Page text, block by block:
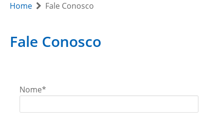
Home Fale Conosco
Fale Conosco
Nome*